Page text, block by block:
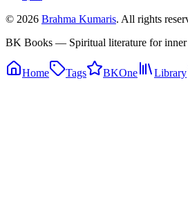
© 2026 Brahma Kumaris. All rights
BK Books — Spiritual literature for inner
Home Tags BKOne Library